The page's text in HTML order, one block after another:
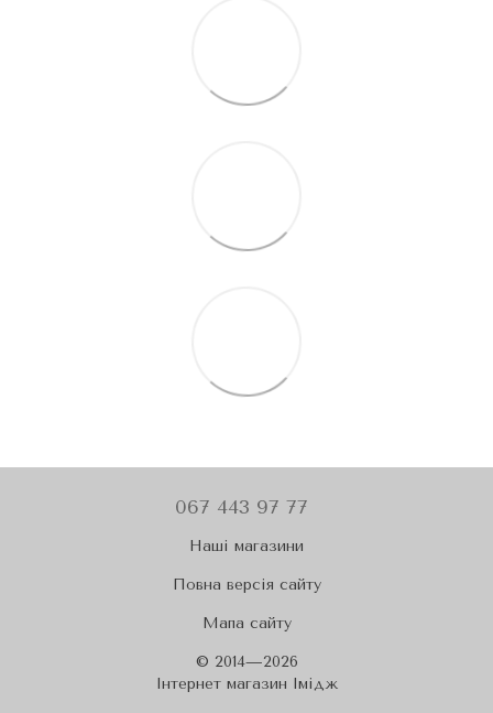
067 443 97 77
Наші магазини
Повна версія сайту
Мапа сайту
© 2014—2026
Iнтернет магазин Імідж